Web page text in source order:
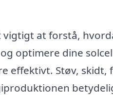
vigtigt at forstå,
optimere dine
effektivt. Støv, skidt,